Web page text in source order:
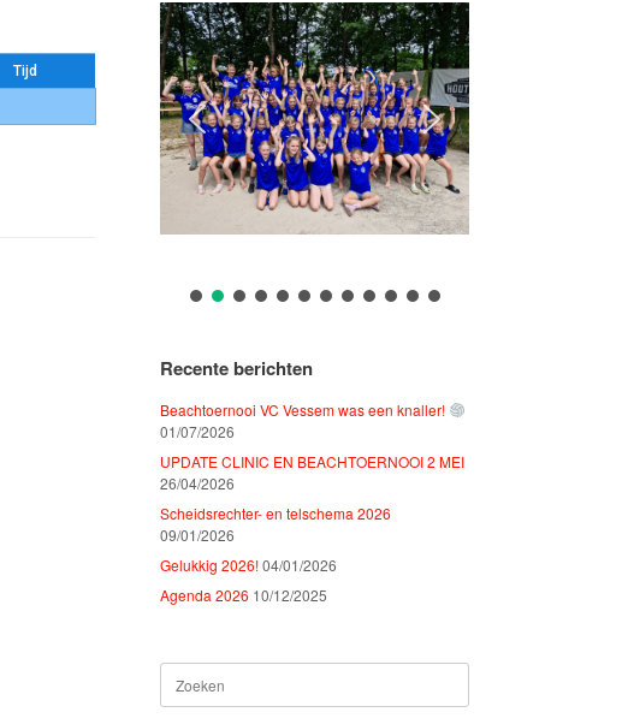
Tijd
Recente berichten
Beachtoernooi VC Vessem was een knaller!
01/07/2026
UPDATE CLINIC EN BEACHTOERNOOI 2 MEI
26/04/2026
Scheidsrechter- en telschema 2026
09/01/2026
Gelukkig 2026!04/01/2026
Agenda 2026 10/12/2025
naar: